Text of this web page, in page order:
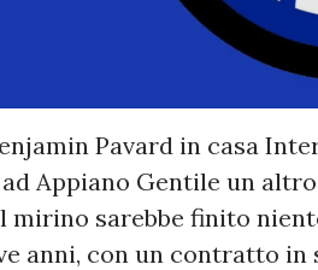
Pavard in casa
Appiano Gentile un
mirino sarebbe finito
anni, con un contratto in